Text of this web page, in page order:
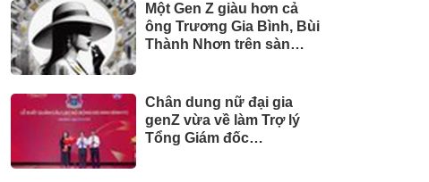
Một Gen Z giàu hơn cả
ông Trương Gia Bình, Bùi
Thành Nhơn trên sàn
Chân dung nữ đại gia
genZ vừa về làm Trợ lý
Tổng Giám đốc